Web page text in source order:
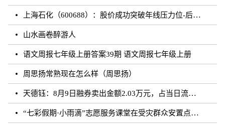
上海石化（600688）：股价成功突破年线压力位-后市看多（涨）（08-10）
山水画卷醉游人
语文周报七年级上册答案39期 语文周报七年级上册
周思扬常熟现在怎么样（周思扬）
天德钰：8月9日融券卖出金额2.03万元，占当日流出金额的0.41%
“七彩假期·小雨滴”志愿服务课堂在受灾群众安置点开课